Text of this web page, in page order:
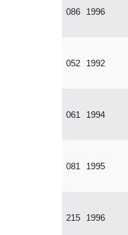
086 1996
052 1992
061 1994
081 1995
215 1996